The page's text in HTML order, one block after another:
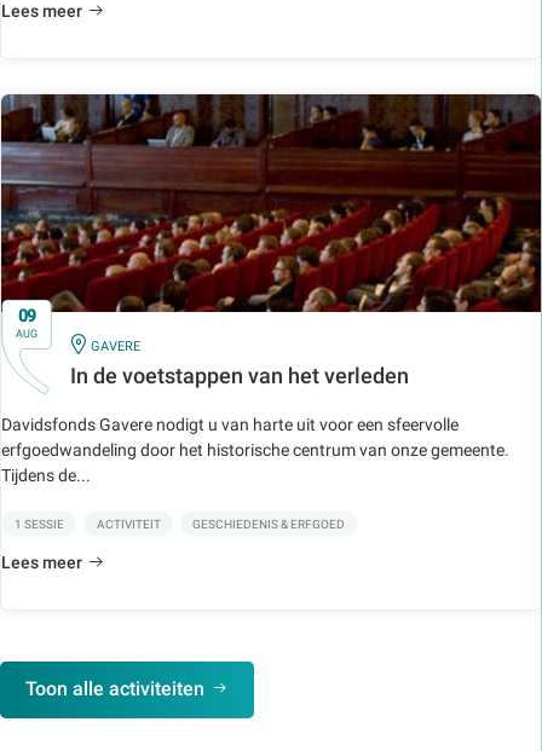
Lees meer
09
AUG
IN
GAVERE
In de voetstappen van het verleden
Davidsfonds Gavere nodigt u van harte uit voor een sfeervolle
erfgoedwandeling door het historische centrum van onze gemeente.
Tijdens de...
1 SESSIE ACTIVITEIT GESCHIEDENIS & ERFGOED
Lees meer
Toon alle activiteiten